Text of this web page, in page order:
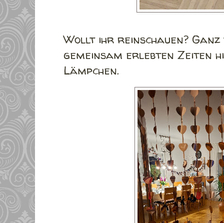
Wollt ihr reinschauen? Ganz
gemeinsam erlebten Zeiten
Lämpchen.